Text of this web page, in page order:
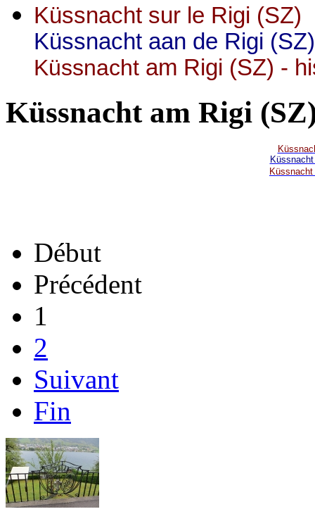
Küssnacht sur le Rigi
Küssnacht aan de Rigi
Küssnacht am Rigi (SZ) -
Küssnacht am Rigi
Début
Précédent
1
2
Suivant
Fin